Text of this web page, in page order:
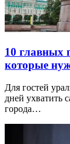
10 главных
которые
Для гостей
дней ухватить
города…